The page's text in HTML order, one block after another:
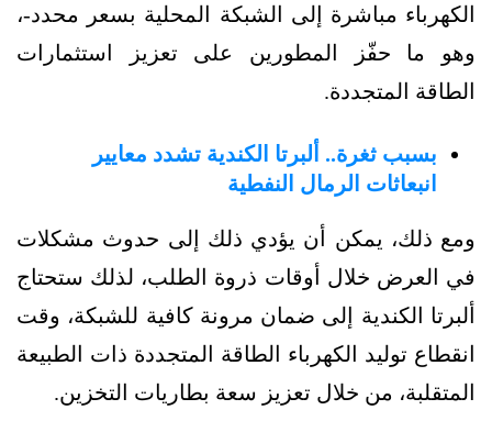
الكهرباء مباشرة إلى الشبكة المحلية بسعر محدد-،
وهو ما حفّز المطورين على تعزيز استثمارات
الطاقة المتجددة.
بسبب ثغرة.. ألبرتا الكندية تشدد معايير
انبعاثات الرمال النفطية
ومع ذلك، يمكن أن يؤدي ذلك إلى حدوث مشكلات
في العرض خلال أوقات ذروة الطلب، لذلك ستحتاج
ألبرتا الكندية إلى ضمان مرونة كافية للشبكة، وقت
انقطاع توليد الكهرباء الطاقة المتجددة ذات الطبيعة
المتقلبة، من خلال تعزيز سعة بطاريات التخزين.